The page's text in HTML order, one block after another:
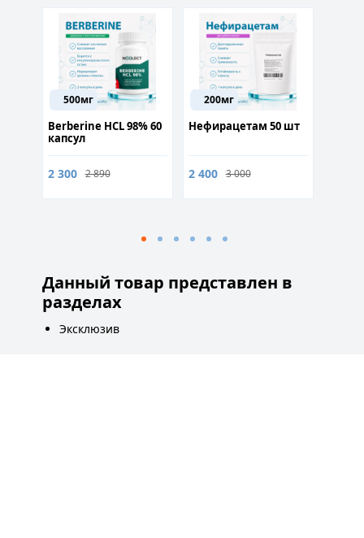
500мг
Berberine HCL 98% 60
капсул
2 300 2 890
200мг
Нефирацетам 50 шт
2 400 3 000
Данный товар представлен в
разделах
Эксклюзив